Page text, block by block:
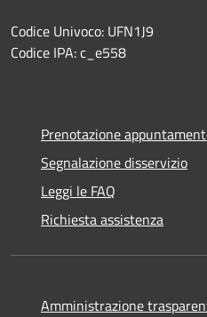
Codice Univoco: UFN1J9
Codice IPA: c_e558
Prenotazione
Segnalazione disservizio
Leggi le FAQ
Richiesta assistenza
Amministrazione